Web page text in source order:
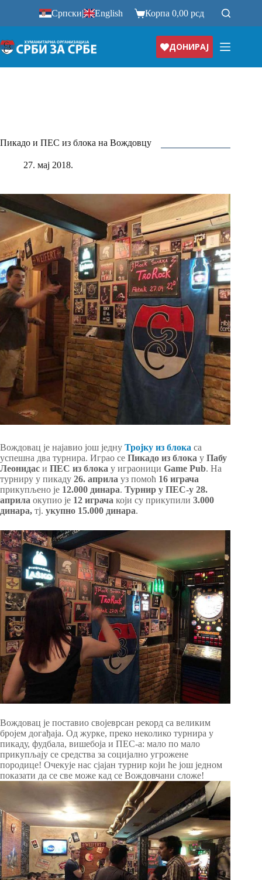
Српски| English Корпа0,00рсд
ДОНИРАЈ
Пикадо и ПЕС из блока на Вождовцу
27. мај 2018.
Вождовац је најавио још једну Тројку из блока са
успешна два турнира. Играо се Пикадо из блока у Пабу
Леонидас и ПЕС из блока у играоници Game Pub. На
турниру у пикаду 26. априла уз помоћ 16 играча
прикупљено је 12.000 динара. Турнир у ПЕС-у 28.
априла окупио је 12 играча који су прикупили 3.000
динара, тј. укупно 15.000 динара.
Вождовац је поставио својеврсан рекорд са великим
бројем догађаја. Од журке, преко неколико турнира у
пикаду, фудбала, вишебоја и ПЕС-а: мало по мало
прикупљају се средства за социјално угрожене
породице! Очекује нас сјајан турнир који ће још једном
показати да се све може кад се Вождовчани сложе!